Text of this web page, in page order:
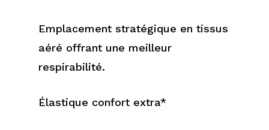
Emplacement stratégique en tissus
aéré offrant une meilleur
respirabilité.
Élastique confort extra*